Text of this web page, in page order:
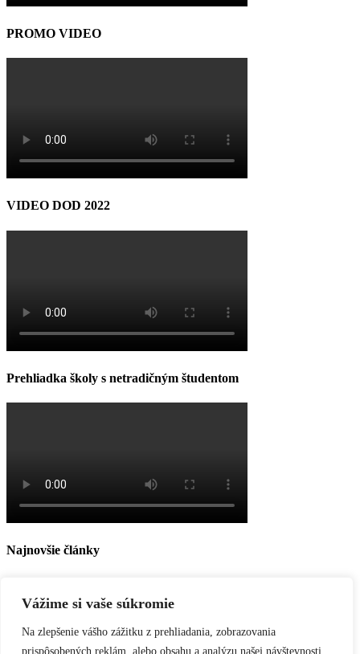
Vážime si vaše súkromie
Na zlepšenie vášho zážitku z prehliadania, zobrazovania
prispôsobených reklám, alebo obsahu a analýzu našej návštevnosti
PROMO VIDEO
VIDEO DOD 2022
Prehliadka školy s netradičným študentom
Najnovšie články
Vynikajúce výsledky na krajskom kole SOČ
Tatranská akadémia opäť zabodovala
Cerifikát excelentnosti
Nový „Rebríček škôl 2025“